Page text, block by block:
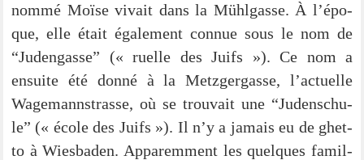
nom­mé Moï­se vivait dans la Mühl­gas­se. À l’é­po­
que, elle était éga­le­ment con­nue sous le nom de
“Juden­gas­se” (« ruel­le des Juifs »). Ce nom a
ensuite été don­né à la Metz­ger­gas­se, l’ac­tu­el­le
Wage­mann­stras­se, où se trou­vait une “Juden­schu­
le” (« éco­le des Juifs »). Il n’y a jamais eu de ghet­
to à Wies­ba­den. Appa­rem­ment les quel­ques famil­